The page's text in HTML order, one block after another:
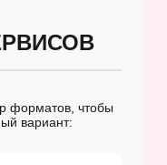
форматов, чтобы
вариант: